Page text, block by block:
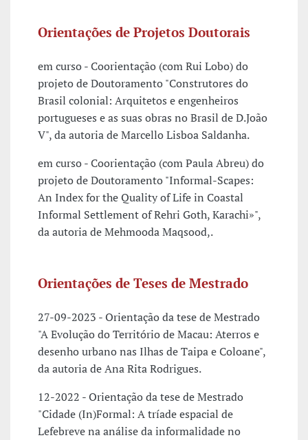
Orientações de Projetos Doutorais
em curso - Coorientação (com Rui Lobo) do
projeto de Doutoramento "Construtores do
Brasil colonial: Arquitetos e engenheiros
portugueses e as suas obras no Brasil de D.João
V", da autoria de Marcello Lisboa Saldanha.
em curso - Coorientação (com Paula Abreu) do
projeto de Doutoramento "Informal-Scapes:
An Index for the Quality of Life in Coastal
Informal Settlement of Rehri Goth, Karachi»",
da autoria de Mehmooda Maqsood,.
Orientações de Teses de Mestrado
27-09-2023 - Orientação da tese de Mestrado
"A Evolução do Território de Macau: Aterros e
desenho urbano nas Ilhas de Taipa e Coloane",
da autoria de Ana Rita Rodrigues.
12-2022 - Orientação da tese de Mestrado
"Cidade (In)Formal: A tríade espacial de
Lefebreve na análise da informalidade no